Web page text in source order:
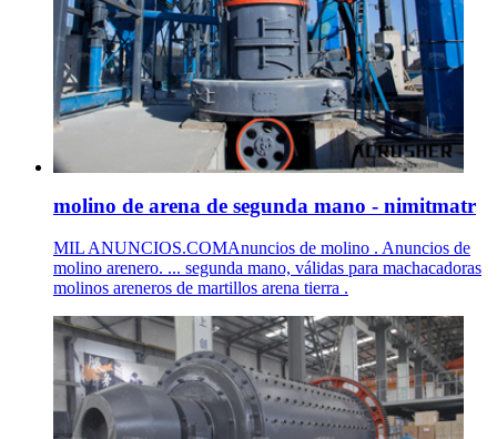
molino de arena de segunda mano - nimitmatr
MIL ANUNCIOS.COMAnuncios de molino . Anuncios de
molino arenero. ... segunda mano, válidas para machacadoras
molinos areneros de martillos arena tierra .